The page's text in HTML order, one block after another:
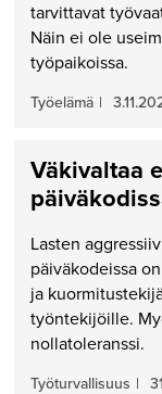
tarvittavat
Näin ei ole
työpaikoissa.
Työelämä |
Väkivaltaa
Lasten
päiväkodeissa
ja
työntekijöille.
nollatoleranssi.
Työturvallisuus |